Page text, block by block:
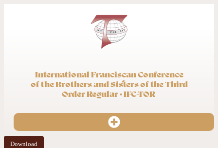
International Franciscan Conference
of the Brothers and Sisters of the Third
Order Regular · IFC-TOR
Download